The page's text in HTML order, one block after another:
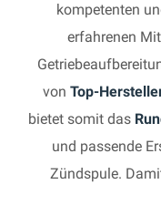
kompetenten
erfahrenen
von Top-
bietet somit das
und passende
Zündspule.